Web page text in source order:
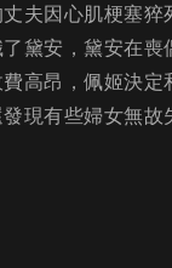
夫因心肌梗塞
黛安，黛安在
高昂，佩姬決
現有些婦女無